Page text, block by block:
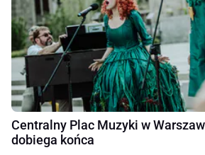
Centralny Plac Muzyki w
dobiega końca